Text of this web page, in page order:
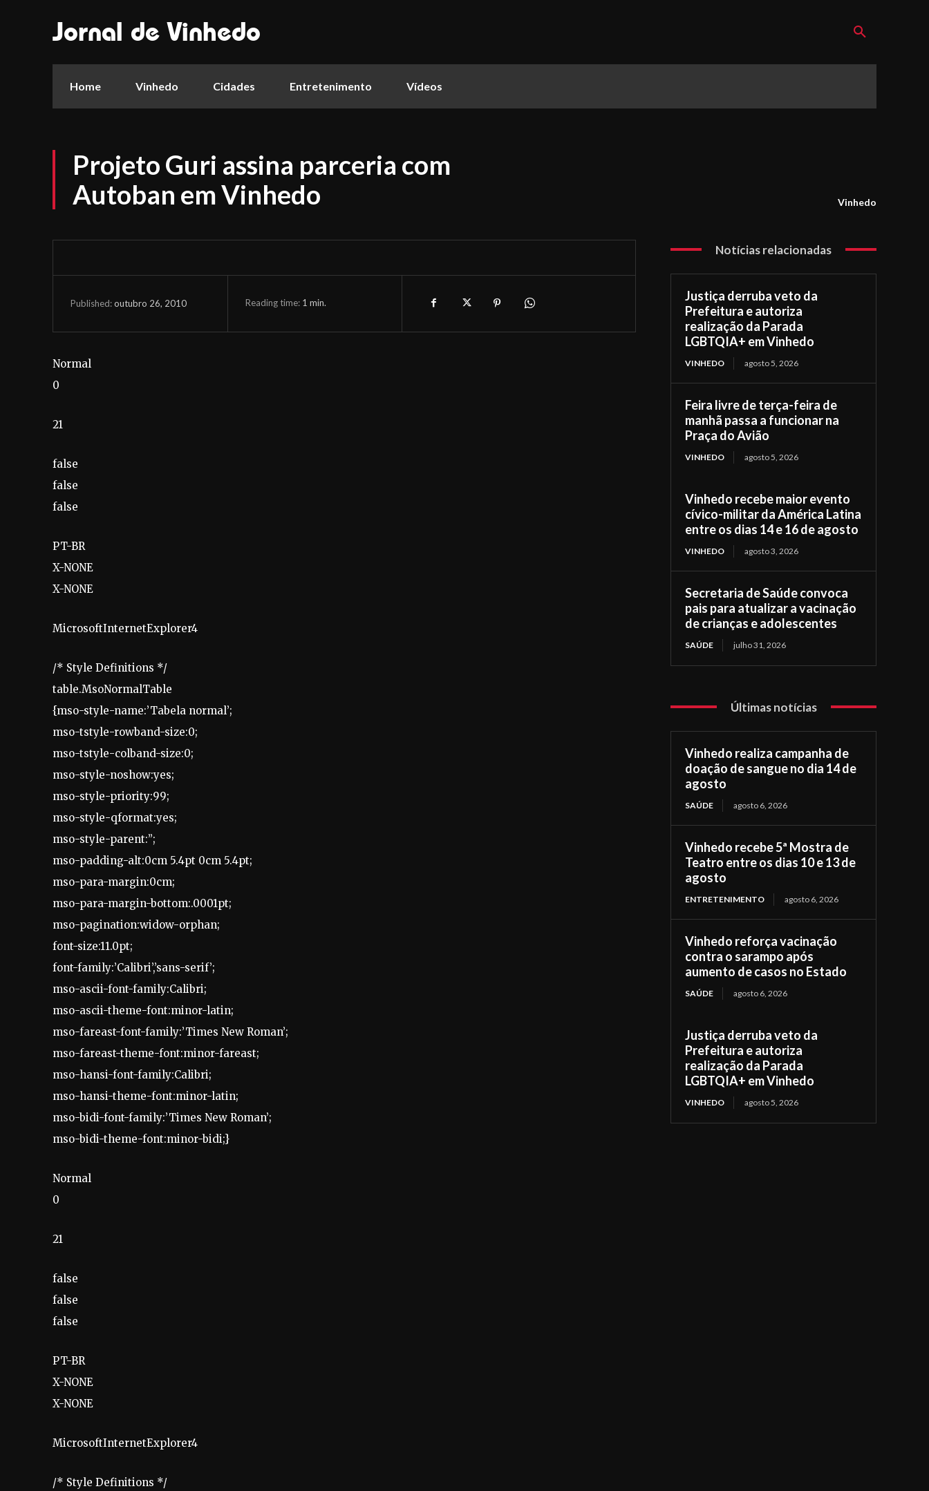
Jornal de Vinhedo
Home Vinhedo Cidades Entretenimento Vídeos
Projeto Guri assina parceria com
Autoban em Vinhedo
Vinhedo
Published:outubro 26, 2010 Reading time: 1 min.
Normal
0
21
false
false
false
PT-BR
X-NONE
X-NONE
MicrosoftInternetExplorer4
/* Style Definitions */
table.MsoNormalTable
{mso-style-name:’Tabela normal’;
mso-tstyle-rowband-size:0;
mso-tstyle-colband-size:0;
mso-style-noshow:yes;
mso-style-priority:99;
mso-style-qformat:yes;
mso-style-parent:”;
mso-padding-alt:0cm 5.4pt 0cm 5.4pt;
mso-para-margin:0cm;
mso-para-margin-bottom:.0001pt;
mso-pagination:widow-orphan;
font-size:11.0pt;
font-family:’Calibri’,’sans-serif’;
mso-ascii-font-family:Calibri;
mso-ascii-theme-font:minor-latin;
mso-fareast-font-family:’Times New Roman’;
mso-fareast-theme-font:minor-fareast;
mso-hansi-font-family:Calibri;
mso-hansi-theme-font:minor-latin;
mso-bidi-font-family:’Times New Roman’;
mso-bidi-theme-font:minor-bidi;}
Normal
0
21
false
false
false
PT-BR
X-NONE
X-NONE
MicrosoftInternetExplorer4
/* Style Definitions */
Notícias relacionadas
Justiça derruba veto da
Prefeitura e autoriza
realização da Parada
LGBTQIA+ em Vinhedo
VINHEDO agosto 5, 2026
Feira livre de terça-feira de
manhã passa a funcionar na
Praça do Avião
VINHEDO agosto 5, 2026
Vinhedo recebe maior evento
cívico-militar da América Latina
entre os dias 14 e 16 de agosto
VINHEDO agosto 3, 2026
Secretaria de Saúde convoca
pais para atualizar a vacinação
de crianças e adolescentes
SAÚDE julho 31, 2026
Últimas notícias
Vinhedo realiza campanha de
doação de sangue no dia 14 de
agosto
SAÚDE agosto 6, 2026
Vinhedo recebe 5ª Mostra de
Teatro entre os dias 10 e 13 de
agosto
ENTRETENIMENTO agosto 6, 2026
Vinhedo reforça vacinação
contra o sarampo após
aumento de casos no Estado
SAÚDE agosto 6, 2026
Justiça derruba veto da
Prefeitura e autoriza
realização da Parada
LGBTQIA+ em Vinhedo
VINHEDO agosto 5, 2026